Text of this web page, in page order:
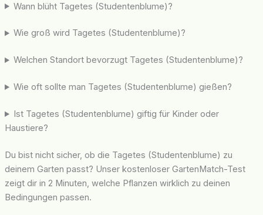
Wann blüht Tagetes (Studentenblume)?
Wie groß wird Tagetes (Studentenblume)?
Welchen Standort bevorzugt Tagetes (Studentenblume)?
Wie oft sollte man Tagetes (Studentenblume) gießen?
Ist Tagetes (Studentenblume) giftig für Kinder oder
Haustiere?
Du bist nicht sicher, ob die Tagetes (Studentenblume) zu
deinem Garten passt? Unser kostenloser GartenMatch-Test
zeigt dir in 2 Minuten, welche Pflanzen wirklich zu deinen
Bedingungen passen.